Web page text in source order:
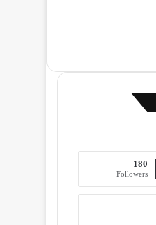
180
Followers